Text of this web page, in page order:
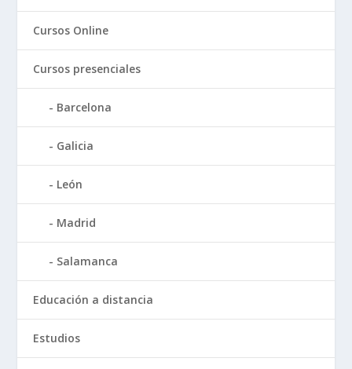
Cursos Online
Cursos presenciales
Barcelona
Galicia
León
Madrid
Salamanca
Educación a distancia
Estudios